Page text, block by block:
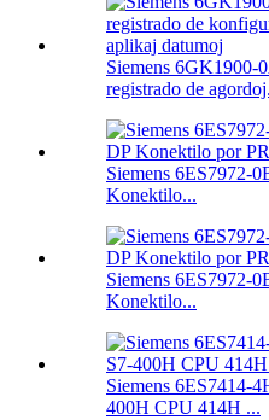
Siemens 6GK1900-
registrado de
Siemens
Konektilo...
Siemens
Konektilo...
Siemens 6ES7414-
400H CPU 414H ...